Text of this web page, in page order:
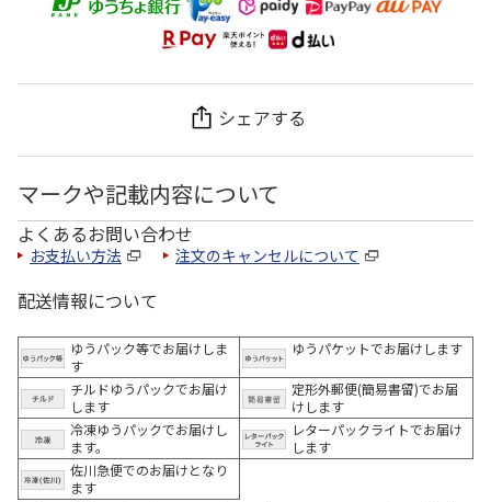
シェアする
マークや記載内容について
よくあるお問い合わせ
お支払い方法 注文のキャンセルについて
配送情報について
ゆうパック等でお届けしま
す
ゆうパケットでお届けします
チルドゆうパックでお届け
します
定形外郵便(簡易書留)でお届
けします
冷凍ゆうパックでお届けし
ます。
レターパックライトでお届け
します
佐川急便でのお届けとなり
ます